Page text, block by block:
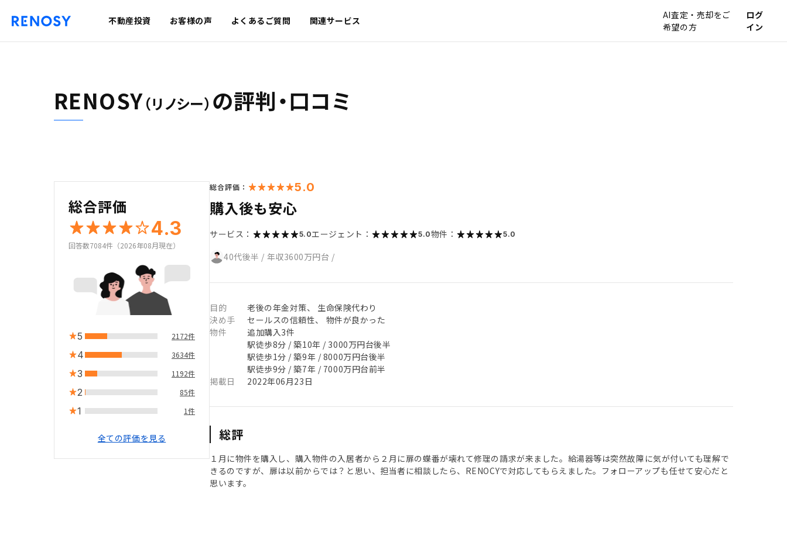
不動産投資 お客様の声 よくあるご質問 関連サービス
AI査定・売却をご
希望の方
ログ
イン
RENOSY（リノシー） の評判・口コミ
総合評価
4.3
回答数7084件（2026年08月現在）
5 2172件
4 3634件
3 1192件
2 85件
1 1件
全ての評価を見る
総合評価： 5.0
購入後も安心
サービス： 5.0エージェント： 5.0物件： 5.0
40代後半 / 年収3600万円台 /
目的
老後の年金対策、 生命保険代わり
決め手
セールスの信頼性、 物件が良かった
物件
追加購入3件
駅徒歩8分 / 築10年 / 3000万円台後半
駅徒歩1分 / 築9年 / 8000万円台後半
駅徒歩9分 / 築7年 / 7000万円台前半
掲載日
2022年06月23日
総評
１月に物件を購入し、購入物件の入居者から２月に扉の蝶番が壊れて修理の請求が来ました。給湯器等は突然故障に気が付いても理解で
きるのですが、扉は以前からでは？と思い、担当者に相談したら、RENOCYで対応してもらえました。フォローアップも任せて安心だと
思います。